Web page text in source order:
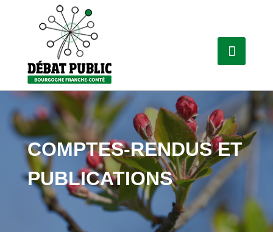
COMPTES-RENDUS ET
PUBLICATIONS